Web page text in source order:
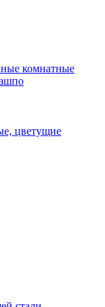
комнатные
цветущие